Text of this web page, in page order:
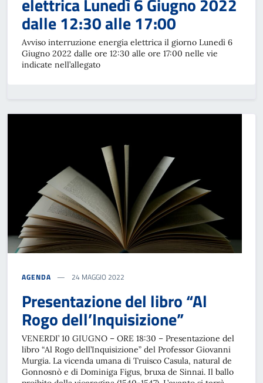
dalle 12:30 alle 17:00
Avviso interruzione energia elettrica il giorno Lunedì 6
Giugno 2022 dalle ore 12:30 alle ore 17:00 nelle vie
indicate nell’allegato
AGENDA 24 MAGGIO 2022
Presentazione del libro “Al
Rogo dell’Inquisizione”
VENERDI’ 10 GIUGNO – ORE 18:30 – Presentazione del
libro “Al Rogo dell’Inquisizione” del Professor Giovanni
Murgia. La vicenda umana di Truisco Casula, natural de
Gonnosnò e di Dominiga Figus, bruxa de Sinnai. Il ballo